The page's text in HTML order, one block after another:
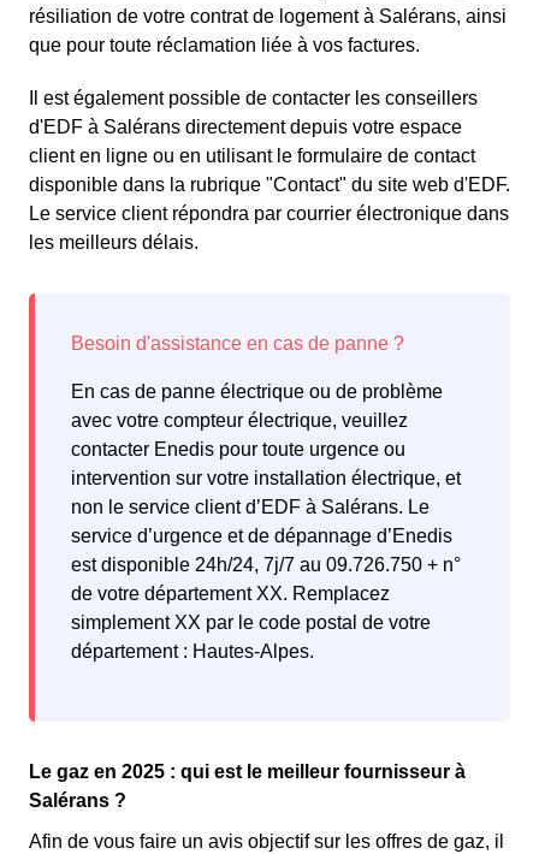
résiliation de votre contrat de logement à Salérans, ainsi
que pour toute réclamation liée à vos factures.
Il est également possible de contacter les conseillers
d'EDF à Salérans directement depuis votre espace
client en ligne ou en utilisant le formulaire de contact
disponible dans la rubrique "Contact" du site web d'EDF.
Le service client répondra par courrier électronique dans
les meilleurs délais.
En cas de panne électrique ou de problème
avec votre compteur électrique, veuillez
contacter Enedis pour toute urgence ou
intervention sur votre installation électrique, et
non le service client d’EDF à Salérans. Le
service d’urgence et de dépannage d’Enedis
est disponible 24h/24, 7j/7 au 09.726.750 + n°
de votre département XX. Remplacez
simplement XX par le code postal de votre
département : Hautes-Alpes.
Le gaz en 2025 : qui est le meilleur fournisseur à
Salérans ?
Afin de vous faire un avis objectif sur les offres de gaz, il